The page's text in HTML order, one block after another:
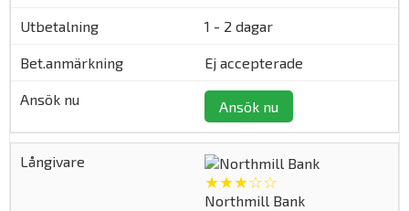
1 - 2 dagar
Ej accepterade
Ansök nu
★★★☆☆
Northmill Bank